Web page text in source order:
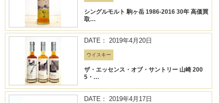
シングルモルト 駒ヶ岳 1986-2016 30年 高価買
取…
DATE： 2019年4月20日
ウイスキー
ザ・エッセンス・オブ・サントリー 山崎 200
5・…
DATE： 2019年4月17日